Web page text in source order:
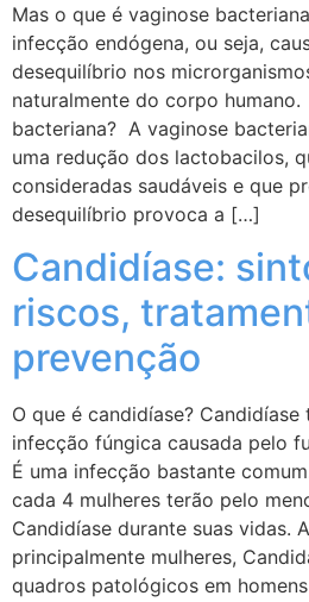
Mas o que é vaginose
infecção endógena, ou seja,
desequilíbrio nos
naturalmente do corpo
bacteriana? A vaginose
uma redução dos lactobacilos,
consideradas saudáveis e que
desequilíbrio provoca a […]
Candidíase:
riscos,
prevenção
O que é candidíase?
infecção fúngica causada pelo
É uma infecção bastante
cada 4 mulheres terão pelo
Candidíase durante suas vidas.
principalmente mulheres,
quadros patológicos em